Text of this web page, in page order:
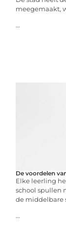
meegemaakt,
...
De voordelen
Elke leerling
school spullen
de middelbare
...